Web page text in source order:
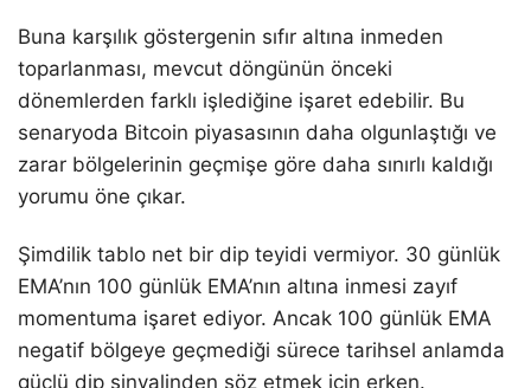
Buna karşılık göstergenin sıfır altına inmeden
toparlanması, mevcut döngünün önceki
dönemlerden farklı işlediğine işaret edebilir. Bu
senaryoda Bitcoin piyasasının daha olgunlaştığı ve
zarar bölgelerinin geçmişe göre daha sınırlı kaldığı
yorumu öne çıkar.
Şimdilik tablo net bir dip teyidi vermiyor. 30 günlük
EMA’nın 100 günlük EMA’nın altına inmesi zayıf
momentuma işaret ediyor. Ancak 100 günlük EMA
negatif bölgeye geçmediği sürece tarihsel anlamda
güçlü dip sinyalinden söz etmek için erken.